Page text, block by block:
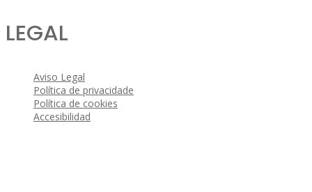
LEGAL
Aviso Legal
Política de privacidade
Política de cookies
Accesibilidad